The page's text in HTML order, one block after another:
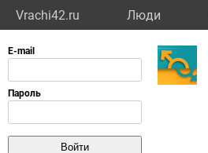
Vrachi42.ru Люди